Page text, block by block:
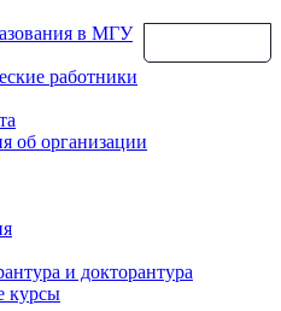
в МГУ
работники
об организации
и докторантура
курсы